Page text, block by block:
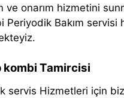
ve onarım hizmetini
Periyodik Bakım servisi
kombi Tamircisi
servis Hizmetleri için